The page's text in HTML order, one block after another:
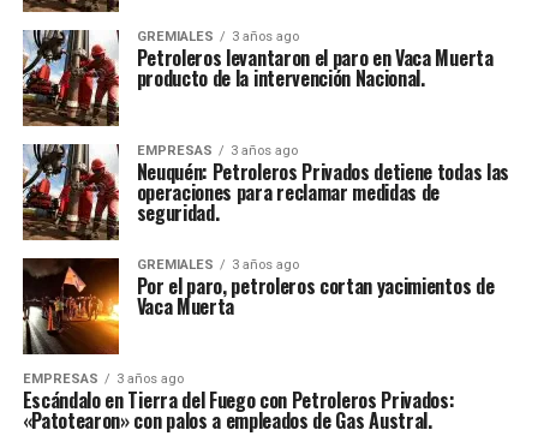
GREMIALES 3 años ago
Petroleros levantaron el paro en Vaca Muerta
producto de la intervención Nacional.
EMPRESAS 3 años ago
Neuquén: Petroleros Privados detiene todas las
operaciones para reclamar medidas de
seguridad.
GREMIALES 3 años ago
Por el paro, petroleros cortan yacimientos de
Vaca Muerta
EMPRESAS 3 años ago
Escándalo en Tierra del Fuego con Petroleros Privados:
«Patotearon» con palos a empleados de Gas Austral.